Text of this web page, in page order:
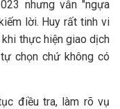
nhưng vẫn "ngựa
lời. Huy rất tinh vi
thực hiện giao dịch
chọn chứ không có
điều tra, làm rõ vụ